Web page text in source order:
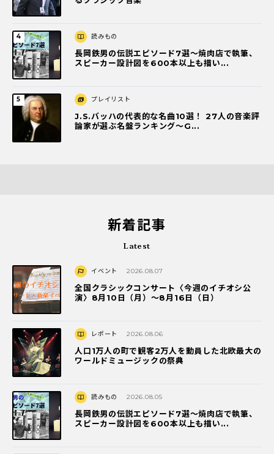
読みもの
長岡鉄男の伝説エピソード7選〜焼肉店で執筆、
スピーカー設計図を600本以上も描い...
プレイリスト
J.S.バッハの代表的な名曲10選！ 27人の音楽評
論家が選ぶ名盤ランキング〜G...
新着記事
Latest
イベント 2026.08.07
全国クラシックコンサート〈今週のイチオシ公
演〉8月10日（月）～8月16日（日）
レポート 2026.08.06
人口1万人の町で観客2万人を動員した北欧最大の
ワールドミュージックの祭典
読みもの 2026.08.05
長岡鉄男の伝説エピソード7選〜焼肉店で執筆、
スピーカー設計図を600本以上も描い...